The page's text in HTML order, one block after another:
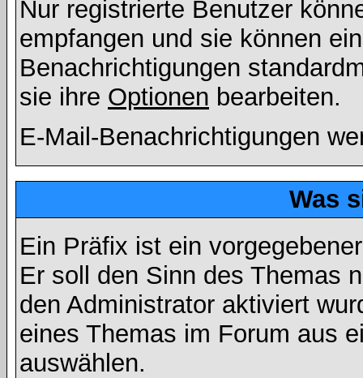
Nur registrierte Benutzer
empfangen und sie können
Benachrichtigungen
sie ihre Optionen bearbeiten.
E-Mail-Benachrichtigungen
Was
Ein Präfix ist ein
Er soll den Sinn des Themas
den Administrator aktiviert
eines Themas im Forum aus
auswählen.